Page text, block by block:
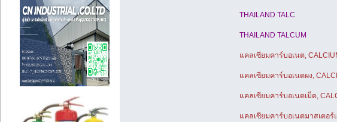
THAILAND TALC
THAILAND TALCUM
แคลเซียมคาร์บอเนต,
แคลเซียมคาร์บอเนตผง,
แคลเซียมคาร์บอเนตเม็ด,
แคลเซียมคาร์บอเนตมาสเตอร์